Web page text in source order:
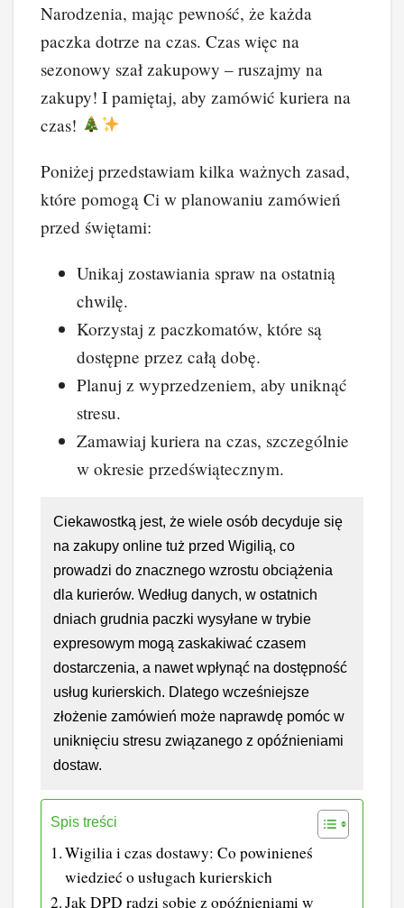
Narodzenia, mając pewność, że każda
paczka dotrze na czas. Czas więc na
sezonowy szał zakupowy – ruszajmy na
zakupy! I pamiętaj, aby zamówić kuriera na
czas!
Poniżej przedstawiam kilka ważnych zasad,
które pomogą Ci w planowaniu zamówień
przed świętami:
Unikaj zostawiania spraw na ostatnią
chwilę.
Korzystaj z paczkomatów, które są
dostępne przez całą dobę.
Planuj z wyprzedzeniem, aby uniknąć
stresu.
Zamawiaj kuriera na czas, szczególnie
w okresie przedświątecznym.
Ciekawostką jest, że wiele osób decyduje się
na zakupy online tuż przed Wigilią, co
prowadzi do znacznego wzrostu obciążenia
dla kurierów. Według danych, w ostatnich
dniach grudnia paczki wysyłane w trybie
expresowym mogą zaskakiwać czasem
dostarczenia, a nawet wpłynąć na dostępność
usług kurierskich. Dlatego wcześniejsze
złożenie zamówień może naprawdę pomóc w
uniknięciu stresu związanego z opóźnieniami
dostaw.
Spis treści
Wigilia i czas dostawy: Co powinieneś
wiedzieć o usługach kurierskich
Jak DPD radzi sobie z opóźnieniami w